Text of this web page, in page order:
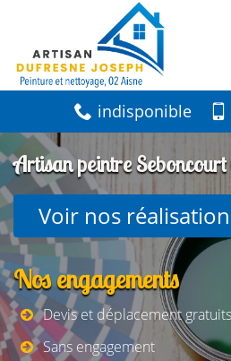
indisponible
Artisan peintre
Voir nos
Nos engagements
Devis et déplacement gratuits
Sans engagement